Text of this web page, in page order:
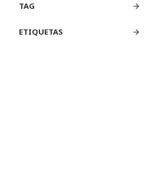
TAG
ETIQUETAS